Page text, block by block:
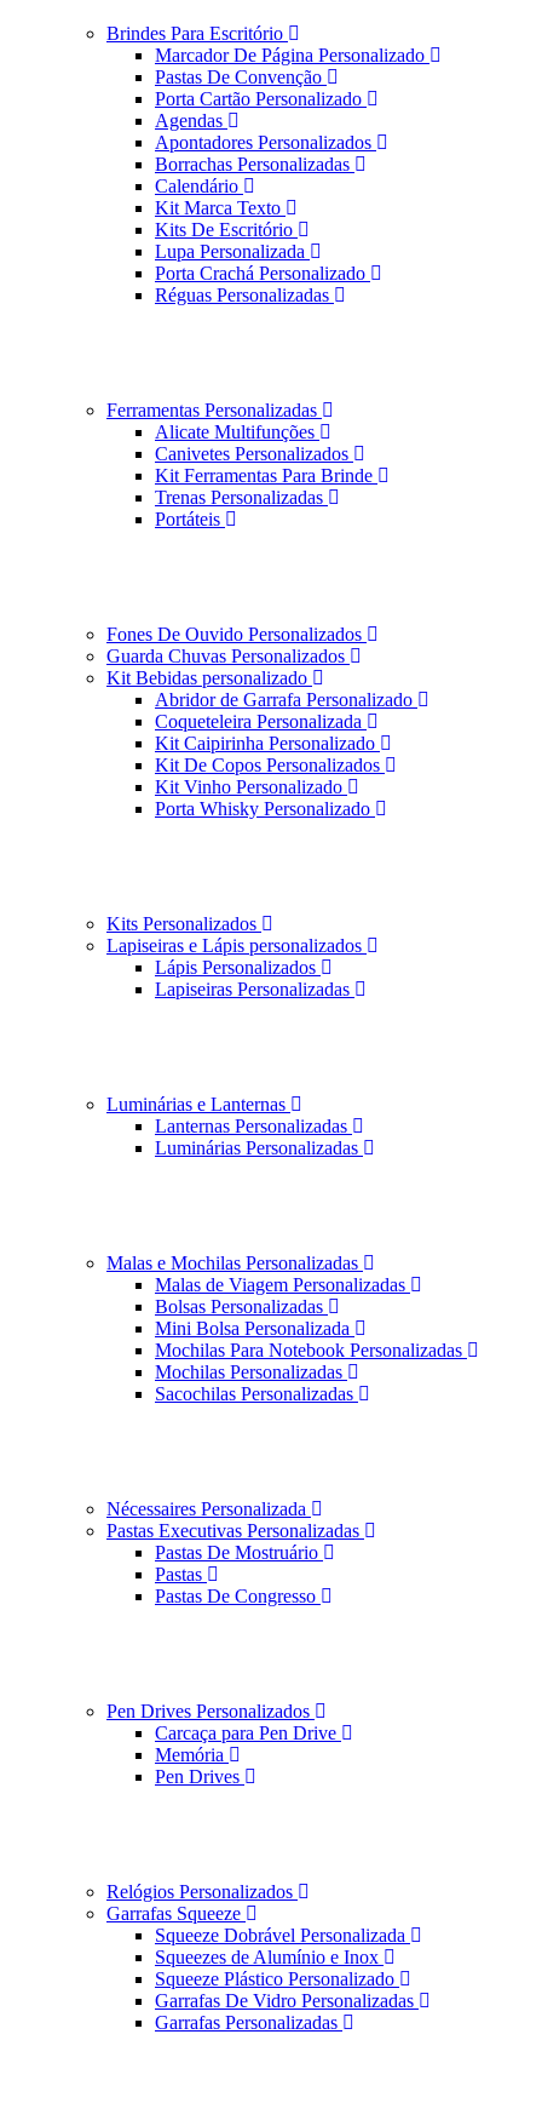
Brindes Para Escritório
Marcador De Página Personalizado
Pastas De Convenção
Porta Cartão Personalizado
Agendas
Apontadores Personalizados
Borrachas Personalizadas
Calendário
Kit Marca Texto
Kits De Escritório
Lupa Personalizada
Porta Crachá Personalizado
Réguas Personalizadas
Ferramentas Personalizadas
Alicate Multifunções
Canivetes Personalizados
Kit Ferramentas Para Brinde
Trenas Personalizadas
Portáteis
Fones De Ouvido Personalizados
Guarda Chuvas Personalizados
Kit Bebidas personalizado
Abridor de Garrafa Personalizado
Coqueteleira Personalizada
Kit Caipirinha Personalizado
Kit De Copos Personalizados
Kit Vinho Personalizado
Porta Whisky Personalizado
Kits Personalizados
Lapiseiras e Lápis personalizados
Lápis Personalizados
Lapiseiras Personalizadas
Luminárias e Lanternas
Lanternas Personalizadas
Luminárias Personalizadas
Malas e Mochilas Personalizadas
Malas de Viagem Personalizadas
Bolsas Personalizadas
Mini Bolsa Personalizada
Mochilas Para Notebook Personalizadas
Mochilas Personalizadas
Sacochilas Personalizadas
Nécessaires Personalizada
Pastas Executivas Personalizadas
Pastas De Mostruário
Pastas
Pastas De Congresso
Pen Drives Personalizados
Carcaça para Pen Drive
Memória
Pen Drives
Relógios Personalizados
Garrafas Squeeze
Squeeze Dobrável Personalizada
Squeezes de Alumínio e Inox
Squeeze Plástico Personalizado
Garrafas De Vidro Personalizadas
Garrafas Personalizadas